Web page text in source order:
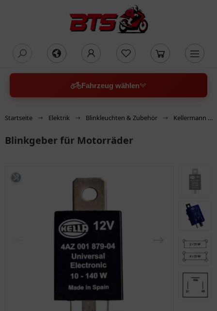
Fahrzeug wählen
Startseite Elektrik Blinkleuchten & Zubehör Kellermann Blinker / Ersatzteile
Blinkgeber für Motorräder